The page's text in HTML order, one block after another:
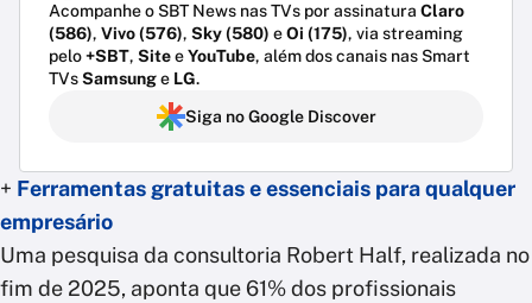
Acompanhe o SBT News nas TVs por assinatura Claro
(586), Vivo (576), Sky (580) eOi (175), via streaming
pelo+SBT, SiteeYouTube, além dos canais nas Smart
TVsSamsunge LG.
Siga no Google Discover
+ Ferramentas gratuitas e essenciais para qualquer
empresário
Uma pesquisa da consultoria Robert Half, realizada no
fim de 2025, aponta que 61% dos profissionais